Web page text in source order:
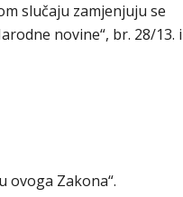
slučaju zamjenjuju se
novine“, br. 28/13. i
ovoga Zakona“.